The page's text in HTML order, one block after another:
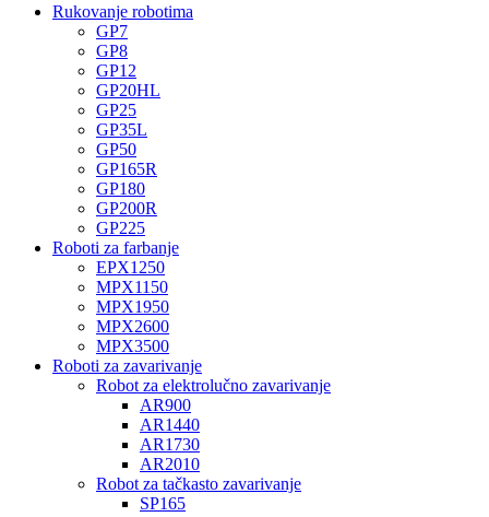
Rukovanje robotima
GP7
GP8
GP12
GP20HL
GP25
GP35L
GP50
GP165R
GP180
GP200R
GP225
Roboti za farbanje
EPX1250
MPX1150
MPX1950
MPX2600
MPX3500
Roboti za zavarivanje
Robot za elektrolučno zavarivanje
AR900
AR1440
AR1730
AR2010
Robot za tačkasto zavarivanje
SP165